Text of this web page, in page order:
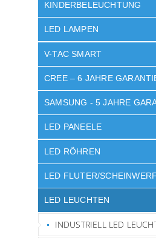
KINDERBELEUCHTUNG
LED LAMPEN
V-TAC SMART
CREE – 6 JAHRE
SAMSUNG - 5 JAHRE
LED PANEELE
LED RÖHREN
LED FLUTER/
LED LEUCHTEN
INDUSTRIELL LED